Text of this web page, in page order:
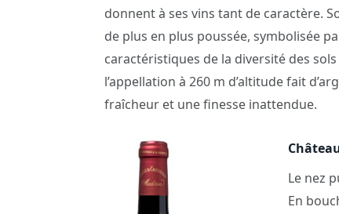
donnent à ses vins tant de caractère.
de plus en plus poussée, symbolisée
caractéristiques de la diversité des
l’appellation à 260 m d’altitude fait
fraîcheur et une finesse inattendue.
Le nez
En